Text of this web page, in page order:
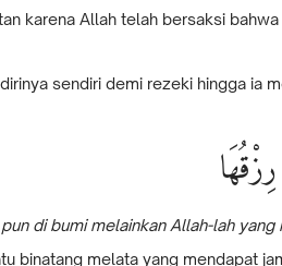
karena Allah telah bersaksi
sendiri demi rezeki hingga ia
di bumi melainkan Allah-lah
binatang melata yang mendapat